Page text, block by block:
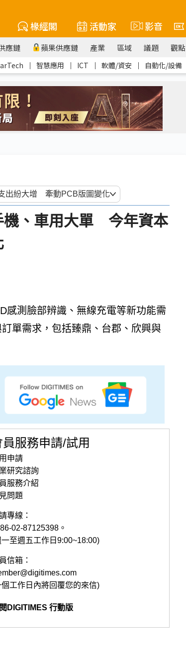
椽經閣 活動家 影音
應鏈 蘋果供應鏈 產業 區域 議題 觀點
｜ 智慧應用 ｜ ICT ｜ 軟體/資安 ｜ 自動化/設備
、車用大單 今年資本
感測臉部辨識、無線充電等新功能需
單需求，包括臻鼎、台郡、欣興與
員服務申請/試用
申請
研究諮詢
服務介紹
問題
專線：
02-87125398。
一至週五工作日9:00~18:00)
信箱：
個工作日內將回覆您的來信)
DIGITIMES 行動版